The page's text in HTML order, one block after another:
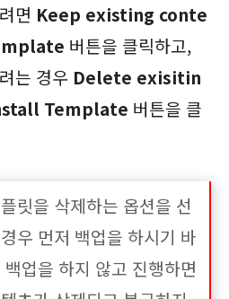
면 Keep existing conte
버튼을 클릭하고,
는 경우 Delete exisitin
Template 버튼을 클
릿을 삭제하는 옵션을 선
우 먼저 백업을 하시기 바
백업을 하지 않고 진행하면